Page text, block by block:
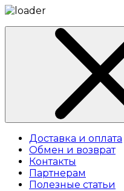
Доставка и оплата
Обмен и возврат
Контакты
Партнерам
Полезные статьи